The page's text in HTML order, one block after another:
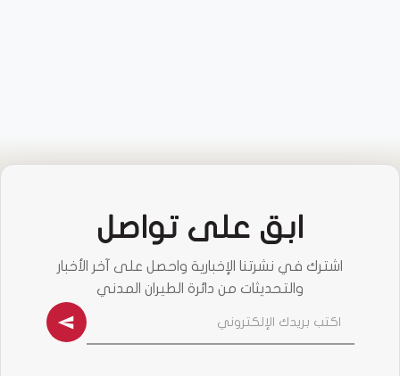
ابق على تواصل
اشترك في نشرتنا الإخبارية واحصل على آخر الأخبار
والتحديثات من دائرة الطيران المدني